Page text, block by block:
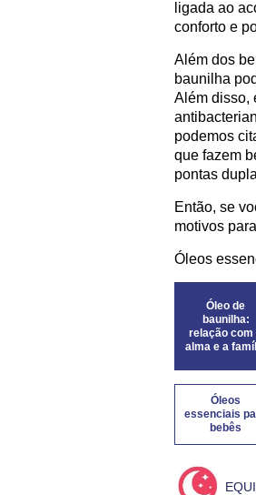
ligada ao
conforto e
Além dos
baunilha
Além disso,
podemos
que fazem
pontas
Então, se
motivos
Óleos
Óleo de
baunilha:
relação com
alma e a
Óleos
essenciais
bebês